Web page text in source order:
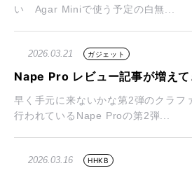
い Agar Miniで使う予定の白無...
2026.03.21 ガジェット
Nape Pro レビュー記事が増えて
早く手元に来ないかな第2弾のクラ
行われているNape Proの第2弾...
2026.03.16 HHKB